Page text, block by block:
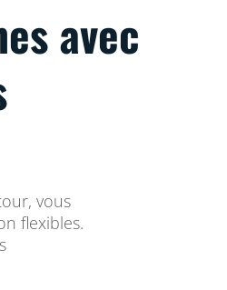
avec
vous
flexibles.